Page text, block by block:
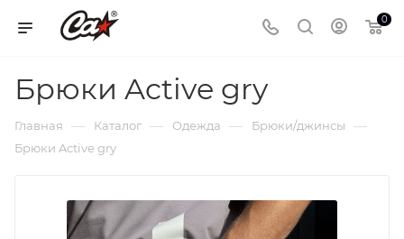
0
Брюки Active gry
Главная — Каталог — Одежда — Брюки/джинсы —
Брюки Active gry